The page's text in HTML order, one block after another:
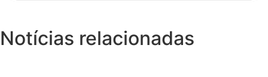
Notícias relacionadas